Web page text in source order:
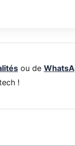
ou de
!